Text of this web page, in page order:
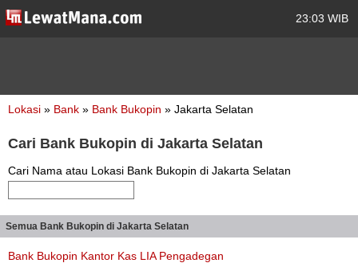
23:03 WIB
Lokasi » Bank » Bank Bukopin » Jakarta Selatan
Cari Bank Bukopin di Jakarta Selatan
Cari Nama atau Lokasi Bank Bukopin di Jakarta Selatan
Semua Bank Bukopin di Jakarta Selatan
Bank Bukopin Kantor Kas LIA Pengadegan